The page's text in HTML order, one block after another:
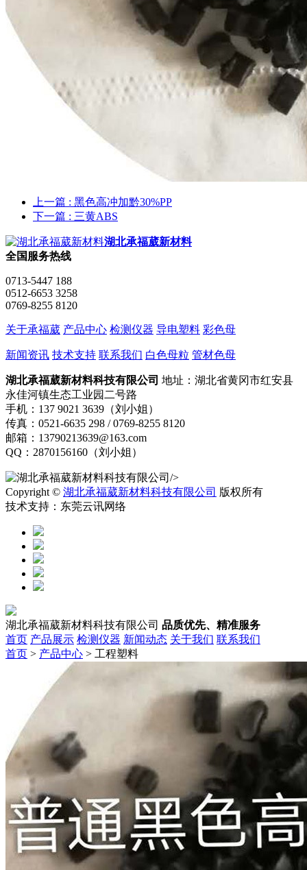
上一篇 : 黑色高冲加黔30%PP
下一篇 : 三黄ABS
湖北承福葳新材料
全国服务热线
0713-5447 188
0512-6653 3258
0769-8255 8120
关于承福葳 产品中心 检测仪器 导电塑料 彩色母
新闻资讯 技术支持 联系我们 白色母粒 管材色母
湖北承福葳新材料科技有限公司 地址：湖北省黄冈市红安县
永佳河镇生态工业园二号路
手机：137 9021 3639（刘小姐）
传真：0521-6635 298 / 0769-8255 8120
邮箱：13790213639@163.com
QQ：2870156160（刘小姐）
/>
Copyright © 湖北承福葳新材料科技有限公司 版权所有
技术支持：东莞云讯网络
湖北承福葳新材料科技有限公司 品质优先、精准服务
首页 产品展示 检测仪器 新闻动态 关于我们 联系我们
首页 > 产品中心 > 工程塑料